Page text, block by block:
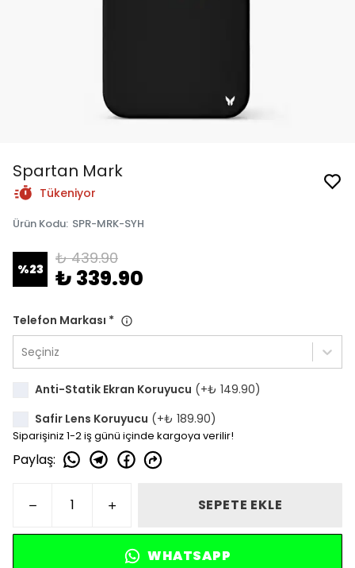
Spartan Mark
Tükeniyor
Ürün Kodu: SPR-MRK-SYH
%23
₺ 439.90
₺ 339.90
Telefon Markası *
Seçiniz
Anti-Statik Ekran Koruyucu (+₺ 149.90)
Safir Lens Koruyucu (+₺ 189.90)
Siparişiniz 1-2 iş günü içinde kargoya verilir!
Paylaş:
SEPETE EKLE
WHATSAPP